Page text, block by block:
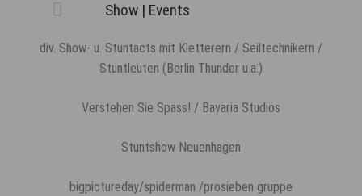
Show | Events
div. Show- u. Stuntacts mit Kletterern / Seiltechnikern /
Stuntleuten (Berlin Thunder u.a.)
Verstehen Sie Spass! / Bavaria Studios
Stuntshow Neuenhagen
bigpictureday/spiderman /prosieben gruppe